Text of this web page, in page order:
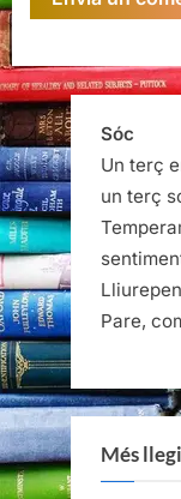
Sóc
Un terç
un terç
Pare,
Més